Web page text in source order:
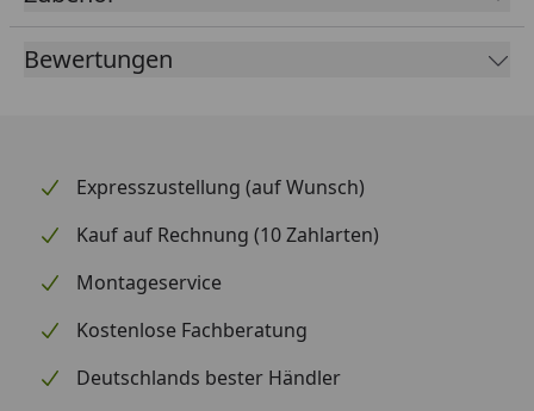
Gießwasser
Detaillierte Gebrauchsanweisung auf der
Verpackung
Bequeme Handhabung durch Ausbringen mit dem
Erdreich
Bewertungen
Expresszustellung (auf Wunsch)
Kauf auf Rechnung (10 Zahlarten)
Montageservice
Kostenlose Fachberatung
Deutschlands bester Händler